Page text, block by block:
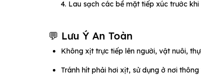
Lau sạch các bề mặt tiếp xúc trước khi
💬 Lưu Ý An Toàn
Không xịt trực tiếp lên người, vật nuôi,
Tránh hít phải hơi xịt, sử dụng ở nơi thông